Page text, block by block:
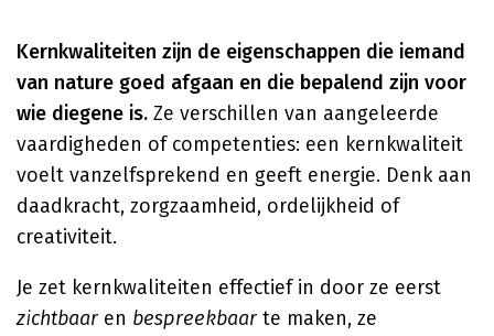
Kernkwaliteiten zijn de eigenschappen die iemand
van nature goed afgaan en die bepalend zijn voor
wie diegene is. Ze verschillen van aangeleerde
vaardigheden of competenties: een kernkwaliteit
voelt vanzelfsprekend en geeft energie. Denk aan
daadkracht, zorgzaamheid, ordelijkheid of
creativiteit.
Je zet kernkwaliteiten effectief in door ze eerst
zichtbaaren bespreekbaarte maken, ze